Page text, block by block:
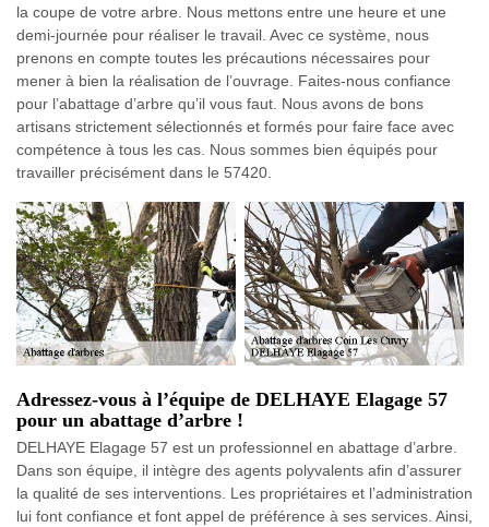
la coupe de votre arbre. Nous mettons entre une heure et une
demi-journée pour réaliser le travail. Avec ce système, nous
prenons en compte toutes les précautions nécessaires pour
mener à bien la réalisation de l’ouvrage. Faites-nous confiance
pour l’abattage d’arbre qu’il vous faut. Nous avons de bons
artisans strictement sélectionnés et formés pour faire face avec
compétence à tous les cas. Nous sommes bien équipés pour
travailler précisément dans le 57420.
Adressez-vous à l’équipe de DELHAYE Elagage 57
pour un abattage d’arbre !
DELHAYE Elagage 57 est un professionnel en abattage d’arbre.
Dans son équipe, il intègre des agents polyvalents afin d’assurer
la qualité de ses interventions. Les propriétaires et l’administration
lui font confiance et font appel de préférence à ses services. Ainsi,